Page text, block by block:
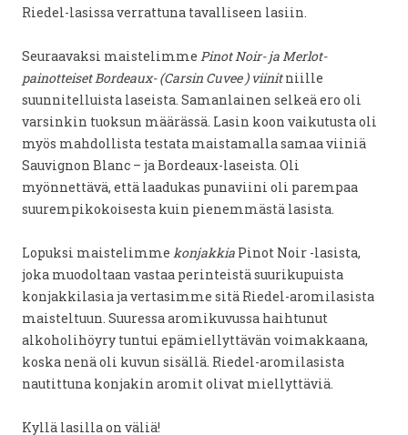
Riedel-lasissa verrattuna tavalliseen lasiin.
Seuraavaksi maistelimme Pinot Noir- ja Merlot-
painotteiset Bordeaux- (Carsin Cuvee ) viinitniille
suunnitelluista laseista. Samanlainen selkeä ero oli
varsinkin tuoksun määrässä. Lasin koon vaikutusta oli
myös mahdollista testata maistamalla samaa viiniä
Sauvignon Blanc – ja Bordeaux-laseista. Oli
myönnettävä, että laadukas punaviini oli parempaa
suurempikokoisesta kuin pienemmästä lasista.
Lopuksi maistelimme konjakkia Pinot Noir -lasista,
joka muodoltaan vastaa perinteistä suurikupuista
konjakkilasia ja vertasimme sitä Riedel-aromilasista
maisteltuun. Suuressa aromikuvussa haihtunut
alkoholihöyry tuntui epämiellyttävän voimakkaana,
koska nenä oli kuvun sisällä. Riedel-aromilasista
nautittuna konjakin aromit olivat miellyttäviä.
Kyllä lasilla on väliä!